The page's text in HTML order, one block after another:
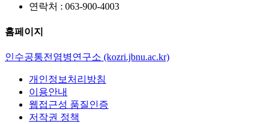
연락처 : 063-900-4003
홈페이지
인수공통전염병연구소 (kozri.jbnu.ac.kr)
개인정보처리방침
이용안내
웹접근성 품질인증
저작권 정책